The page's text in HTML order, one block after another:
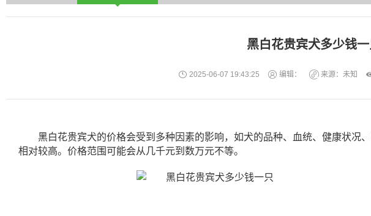
黑白花贵宾犬多少钱
2025-06-07 19:43:25 编辑： 来源：未知
黑白花贵宾犬的价格会受到多种因素的影响，如犬的品种、血统、健康状况
相对较高。价格范围可能会从几千元到数万元不等。